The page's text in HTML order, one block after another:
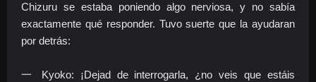
Chizuru se estaba poniendo algo nerviosa, y no sabía
exactamente qué responder. Tuvo suerte que la ayudaran
por detrás:
一 Kyoko: ¡Dejad de interrogarla, ¿no veis que estáis